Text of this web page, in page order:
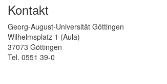
Kontakt
Georg-August-Universität Göttingen
Wilhelmsplatz 1 (Aula)
37073 Göttingen
Tel. 0551 39-0